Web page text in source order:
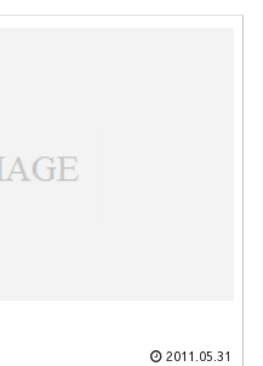
2011.05.31